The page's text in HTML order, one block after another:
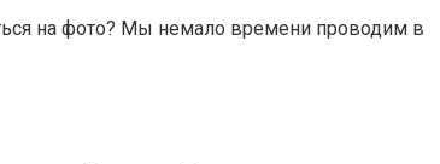
на фото? Мы немало времени проводим в